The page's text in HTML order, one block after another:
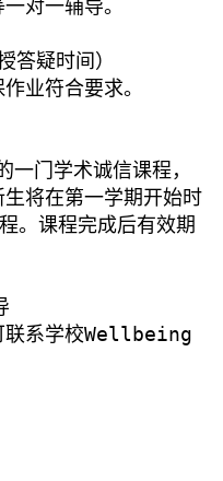
对一辅导。
疑时间）
业符合要求。
一门学术诚信课程，
将在第一学期开始时
。课程完成后有效期
联系学校Wellbeing